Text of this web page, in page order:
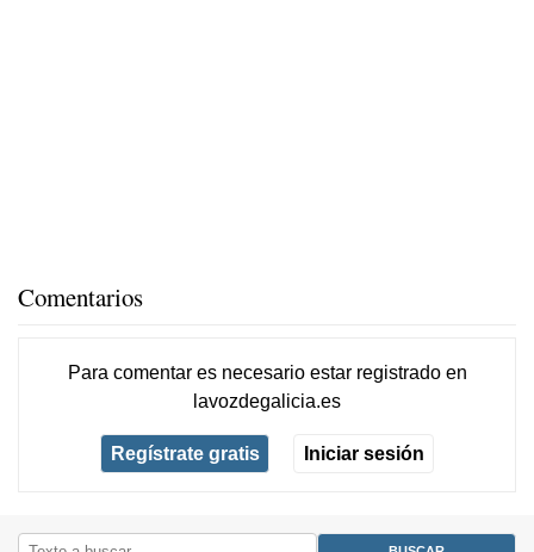
Comentarios
Para comentar es necesario estar registradoen
lavozdegalicia.es
Regístrate gratis Iniciar sesión